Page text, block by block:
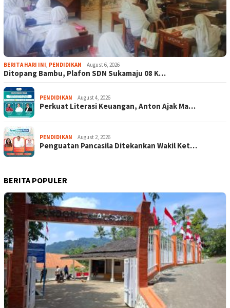
BERITA HARI INI PENDIDIKAN August 6, 2026
Ditopang Bambu, Plafon SDN Sukamaju 08 K…
PENDIDIKAN August 4, 2026
Perkuat Literasi Keuangan, Anton Ajak Ma…
PENDIDIKAN August 2, 2026
Penguatan Pancasila Ditekankan Wakil Ket…
BERITA POPULER